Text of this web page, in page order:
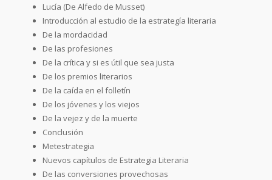
Lucía (De Alfedo de Musset)
Introducción al estudio de la estrategía literaria
De la mordacidad
De las profesiones
De la crítica y si es útil que sea justa
De los premios literarios
De la caída en el folletín
De los jóvenes y los viejos
De la vejez y de la muerte
Conclusión
Metestrategia
Nuevos capítulos de Estrategia Literaria
De las conversiones provechosas